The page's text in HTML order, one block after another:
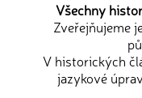
Všechny
Zveřejňujeme
V historických
jazykové